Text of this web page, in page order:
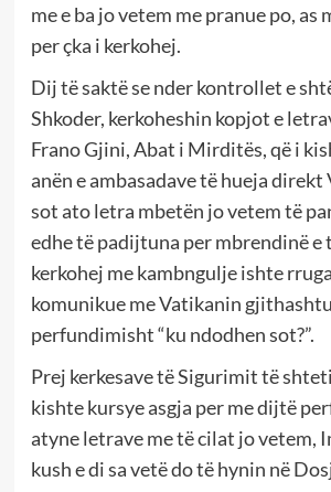
me e ba jo vetem me pranue po, as
per çka i kerkohej.
Dij të saktë se nder kontrollet e
Shkoder, kerkoheshin kopjot e
Frano Gjini, Abat i Mirditës, që i
anën e ambasadave të hueja
sot ato letra mbetën jo vetem të
edhe të padijtuna per mbrendinë e
kerkohej me kambngulje ishte
komunikue me Vatikanin
perfundimisht “ku ndodhen sot?”.
Prej kerkesave të Sigurimit të
kishte kursye asgja per me dijtë
atyne letrave me të cilat jo vetem,
kush e di sa vetë do të hynin në